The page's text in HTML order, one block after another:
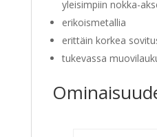
yleisimpiin nokka-
erikoismetallia
erittäin korkea
tukevassa